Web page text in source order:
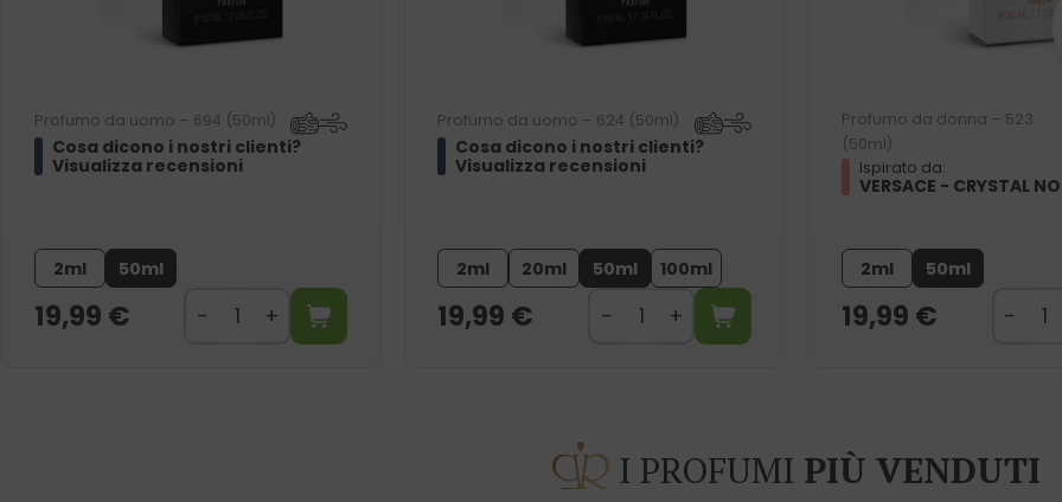
Profumo da uomo – 694 (50ml)
Cosa dicono i nostri clienti?
Visualizza recensioni
2ml 50ml
19,99 €
Profumo da uomo – 624 (50ml)
Cosa dicono i nostri clienti?
Visualizza recensioni
2ml 20ml 50ml 100ml
19,99 €
Profumo da donna – 523
(50ml)
Ispirato da:
VERSACE - CRYSTAL
2ml 50ml
19,99 €
I PROFUMI PIÙ VENDUTI